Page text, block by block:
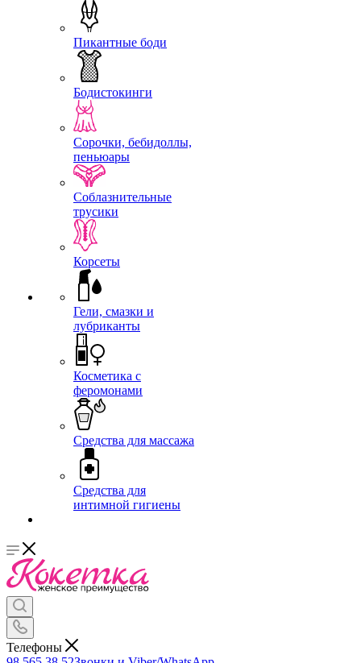
Пикантные боди
Бодистокинги
Сорочки, бебидоллы,
пеньюары
Соблазнительные
трусики
Корсеты
Гели, смазки и
лубриканты
Косметика с
феромонами
Средства для массажа
Средства для
интимной гигиены
Телефоны